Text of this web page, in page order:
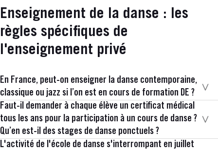
Enseignement de la danse : les
règles spécifiques de
l'enseignement privé
En France, peut-on enseigner la danse contemporaine,
classique ou jazz si l’on est en cours de formation DE ?
Faut-il demander à chaque élève un certificat médical
tous les ans pour la participation à un cours de danse ?
Qu’en est-il des stages de danse ponctuels ?
L'activité de l'école de danse s'interrompant en juillet